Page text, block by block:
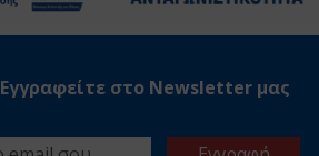
Εγγραφείτε στο Νewsletter μας